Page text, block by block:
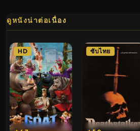
ดูหนังน่าต่อเนื่อง
HD ซับไทย